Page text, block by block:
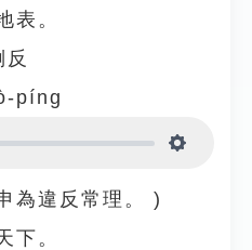
表。
píng
為違反常理。 )
下。